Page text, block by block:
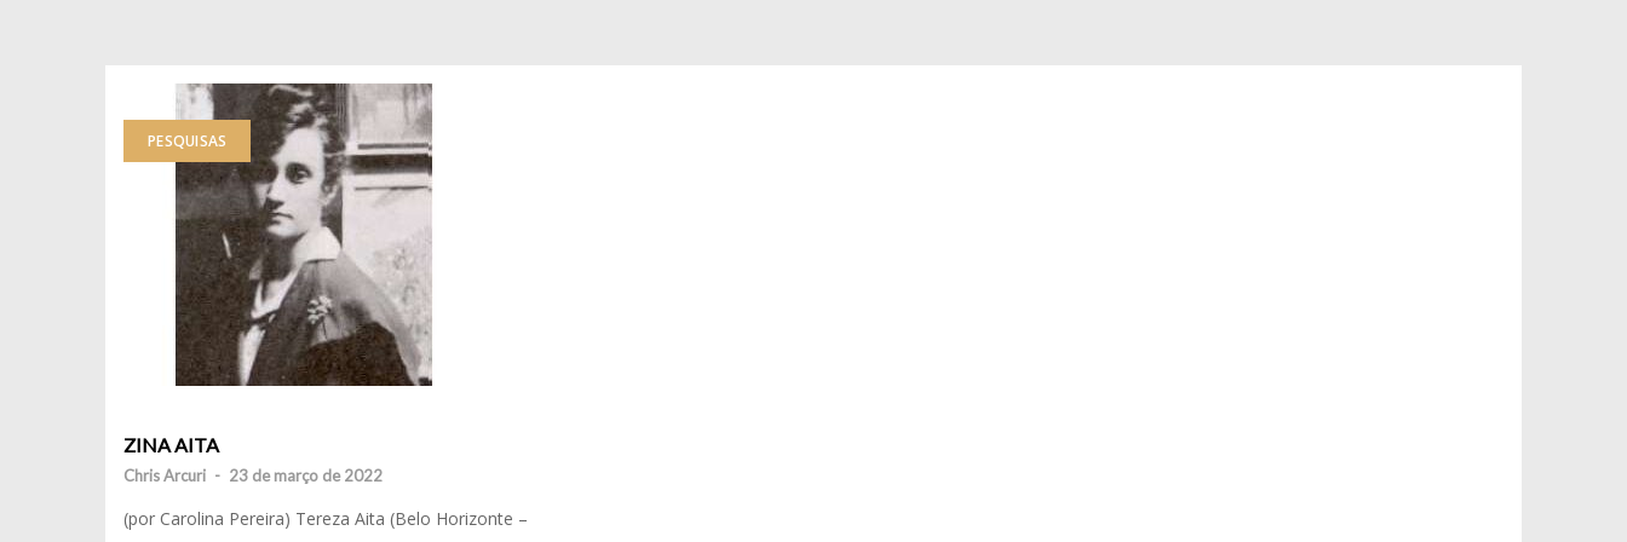
PESQUISAS
ZINA AITA
Chris Arcuri - 23 de março de 2022
(por Carolina Pereira) Tereza Aita (Belo Horizonte –